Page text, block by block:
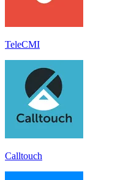
TeleCMI
Calltouch